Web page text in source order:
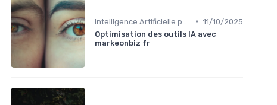
• 11/10/2025
Optimisation des outils IA avec
markeonbiz fr